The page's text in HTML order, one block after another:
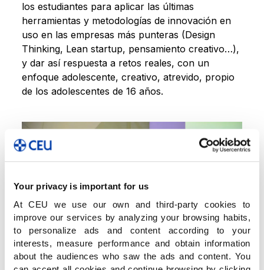
Your privacy is important for us
At CEU we use our own and third-party cookies to
improve our services by analyzing your browsing habits,
to personalize ads and content according to your
interests, measure performance and obtain information
about the audiences who saw the ads and content. You
los estudiantes para aplicar las últimas
herramientas y metodologías de innovación en
uso en las empresas más punteras (Design
Thinking, Lean startup, pensamiento creativo…),
y dar así respuesta a retos reales, con un
enfoque adolescente, creativo, atrevido, propio
de los adolescentes de 16 años.